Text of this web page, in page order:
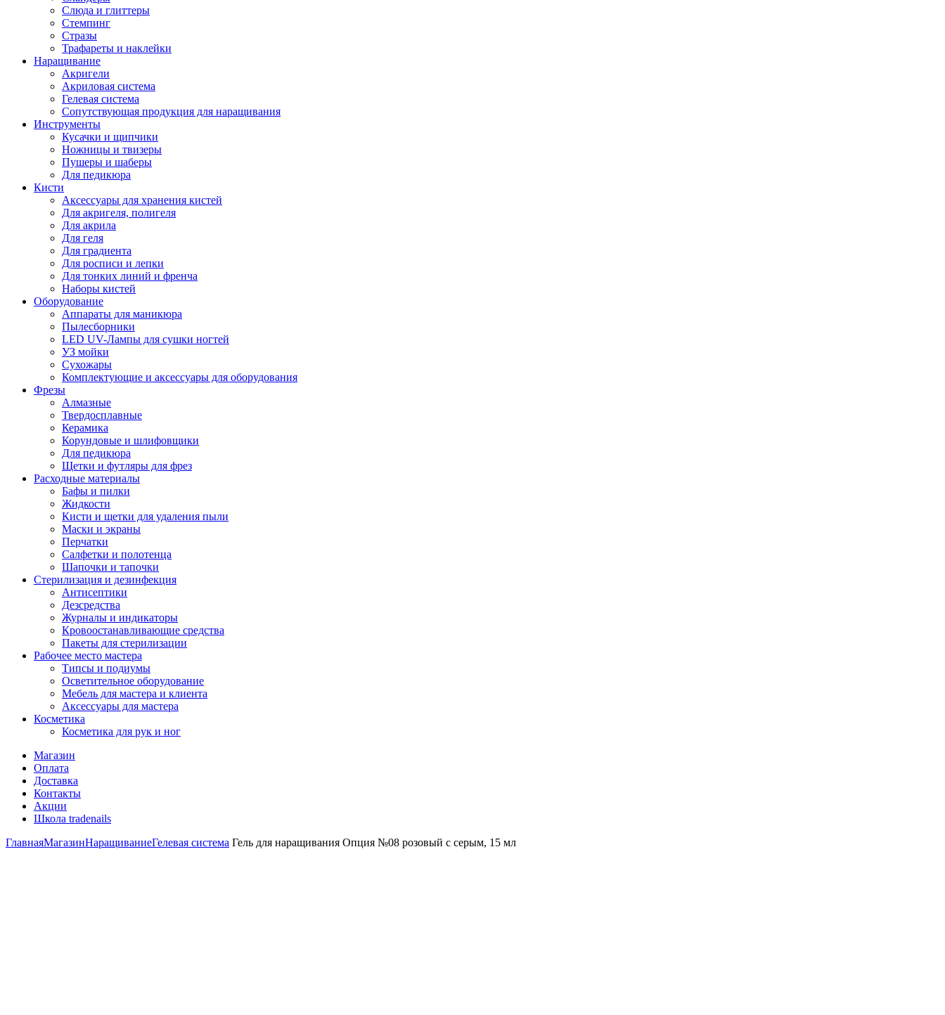
Слюда и глиттеры
Стемпинг
Стразы
Трафареты и наклейки
Наращивание
Акригели
Акриловая система
Гелевая система
Сопутствующая продукция для наращивания
Инструменты
Кусачки и щипчики
Ножницы и твизеры
Пушеры и шаберы
Для педикюра
Кисти
Аксессуары для хранения кистей
Для акригеля, полигеля
Для акрила
Для геля
Для градиента
Для росписи и лепки
Для тонких линий и френча
Наборы кистей
Оборудование
Аппараты для маникюра
Пылесборники
LED UV-Лампы для сушки ногтей
УЗ мойки
Сухожары
Комплектующие и аксессуары для оборудования
Фрезы
Алмазные
Твердосплавные
Керамика
Корундовые и шлифовщики
Для педикюра
Щетки и футляры для фрез
Расходные материалы
Бафы и пилки
Жидкости
Кисти и щетки для удаления пыли
Маски и экраны
Перчатки
Салфетки и полотенца
Шапочки и тапочки
Стерилизация и дезинфекция
Антисептики
Дезсредства
Журналы и индикаторы
Кровоостанавливающие средства
Пакеты для стерилизации
Рабочее место мастера
Типсы и подиумы
Осветительное оборудование
Мебель для мастера и клиента
Аксессуары для мастера
Косметика
Косметика для рук и ног
Магазин
Оплата
Доставка
Контакты
Акции
Школа tradenails
ГлавнаяМагазинНаращиваниеГелевая система Гель для наращивания Опция №08 розовый с серым, 15 мл